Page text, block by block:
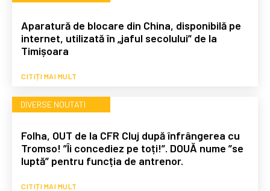
Aparatură de blocare din China, disponibilă pe
internet, utilizată în „jaful secolului” de la
Timișoara
CITIȚI MAI MULT
DIVERSE NOUTATI
Folha, OUT de la CFR Cluj după înfrângerea cu
Tromso! ”Îi concediez pe toți!”. DOUĂ nume ”se
luptă” pentru funcția de antrenor.
CITIȚI MAI MULT